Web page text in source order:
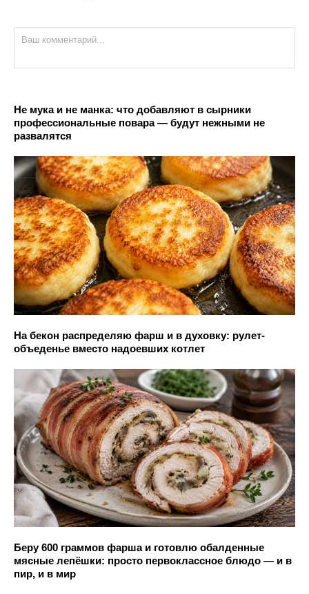
Не мука и не манка: что добавляют в сырники
профессиональные повара — будут нежными не
развалятся
На бекон распределяю фарш и в духовку: рулет-
объеденье вместо надоевших котлет
Беру 600 граммов фарша и готовлю обалденные
мясные лепёшки: просто первоклассное блюдо — и в
пир, и в мир